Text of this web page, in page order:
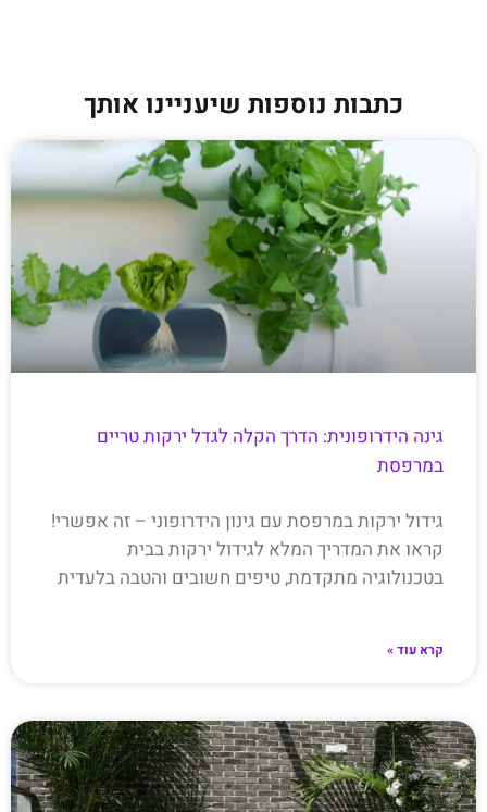
כתבות נוספות שיעניינו אותך
גינה הידרופונית: הדרך הקלה לגדל ירקות טריים
במרפסת
גידול ירקות במרפסת עם גינון הידרופוני – זה אפשרי!
קראו את המדריך המלא לגידול ירקות בבית
בטכנולוגיה מתקדמת, טיפים חשובים והטבה בלעדית
קרא עוד »